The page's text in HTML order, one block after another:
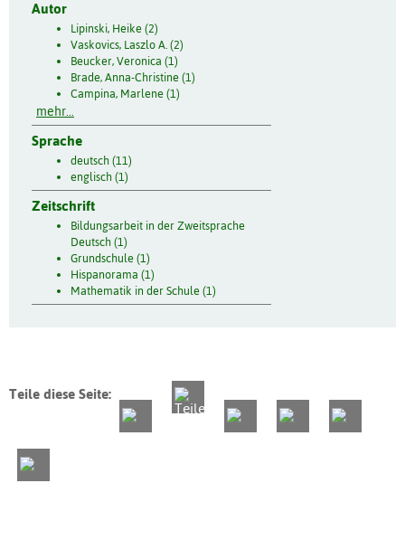
Autor
Lipinski, Heike (2)
Vaskovics, Laszlo A. (2)
Beucker, Veronica (1)
Brade, Anna-Christine (1)
Campina, Marlene (1)
mehr...
Sprache
deutsch (11)
englisch (1)
Zeitschrift
Bildungsarbeit in der Zweitsprache
Deutsch (1)
Grundschule (1)
Hispanorama (1)
Mathematik in der Schule (1)
Teile diese Seite: